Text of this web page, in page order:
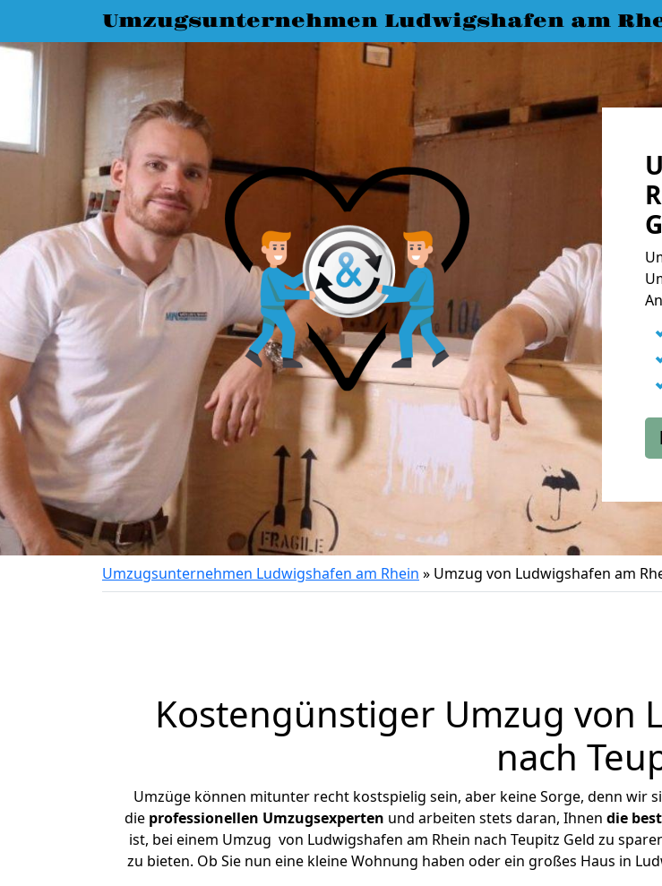
Umzugsunternehmen Ludwigshafen am
Umzugsunternehmen Ludwigshafen am Rhein » Umzug von Ludwigshafen am
Kostengünstiger Umzug von
nach
Umzüge können mitunter recht kostspielig sein, aber keine Sorge, denn wir
die professionellen Umzugsexperten und arbeiten stets daran, Ihnen die
ist, bei einem Umzug von Ludwigshafen am Rhein nach Teupitz Geld zu
zu bieten. Ob Sie nun eine kleine Wohnung haben oder ein großes Haus in